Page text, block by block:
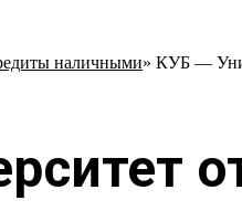
наличными» КУБ —